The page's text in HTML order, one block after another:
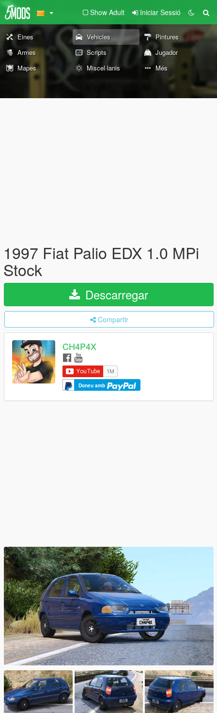
Show Adult Iniciar Sessió
Eines Vehicles
Pintures
Armes
Scripts
Jugador
Mapes
Miscel·lanis Més
1997 Fiat Palio EDX 1.0 MPi
Stock
Descarregar
Compartir
CH4P4X
Doneu amb